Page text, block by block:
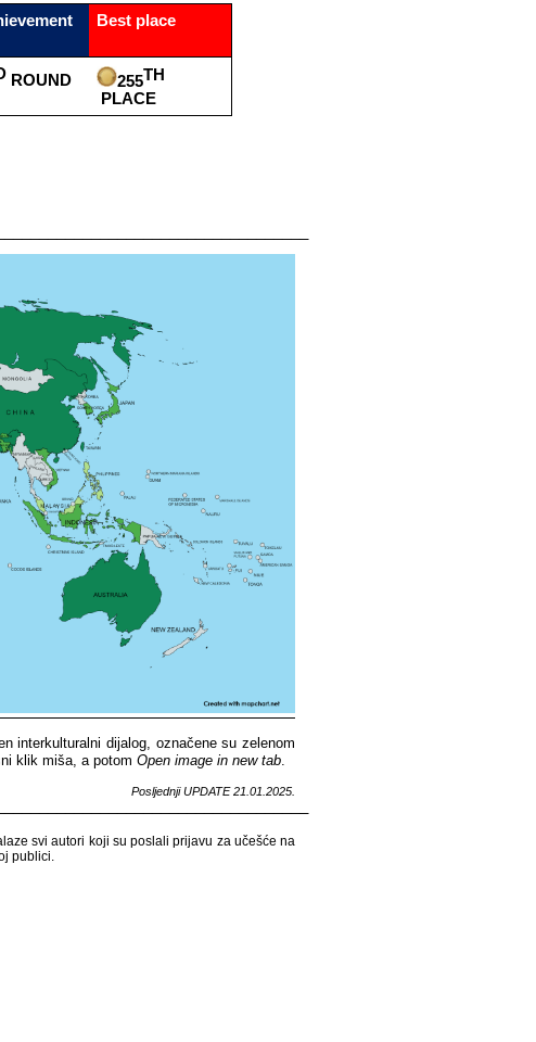
Best​​ place
​​ ROUND 255TH
PLACE
interkulturalni​​ dijalog,​​ označene​​ su​​ zelenom​​
klik​​ miša,​​ a​​ potom​​ Open​​ image​​ in​​ new​​ tab
Posljednji​​ UPDATE​​ 21 .01.2025.
svi​​ autori​​ koji​​ su​​ poslali​​ prijavu​​ za​​ učešće​​ na​​
publici.​​